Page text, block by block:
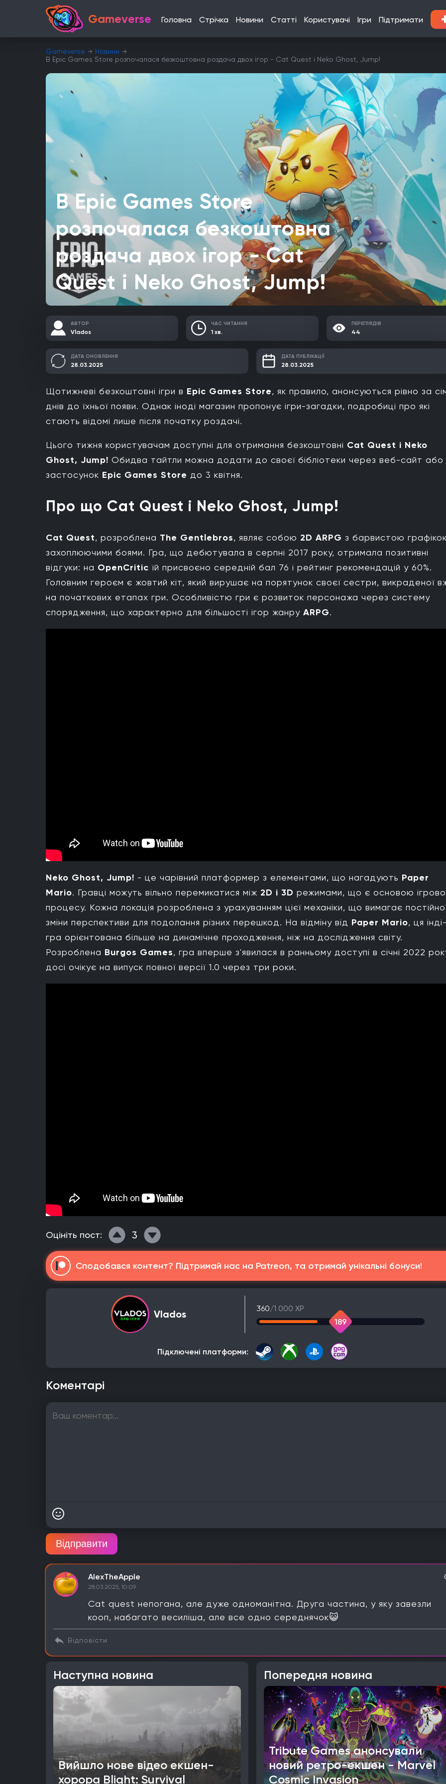
Gameverse Головна Стрічка Новини Статті Користувачі Ігри Підтримати
Gameverse
Новини
В Epic Games Store розпочалася безкоштовна роздача двох ігор - Cat Quest і Neko Ghost, Jump!
В Epic Games Store
розпочалася безкоштовна
роздача двох ігор - Cat
Quest і Neko Ghost, Jump!
АВТОР
Vlados
ЧАС ЧИТАННЯ
1 хв.
ПЕРЕГЛЯДІВ
44
ДАТА ОНОВЛЕННЯ
28.03.2025
ДАТА ПУБЛІКАЦІЇ
28.03.2025
Щотижневі безкоштовні ігри в Epic Games Store, як правило, анонсуються рівно за
днів до їхньої появи. Однак іноді магазин пропонує ігри-загадки, подробиці про які
стають відомі лише після початку роздачі.
Цього тижня користувачам доступні для отримання безкоштовні Cat Quest і Neko
Ghost, Jump! Обидва тайтли можна додати до своєї бібліотеки через веб-сайт або
застосунок Epic Games Store до 3 квітня.
Про що Cat Quest і Neko Ghost, Jump!
Cat Quest, розроблена The Gentlebros, являє собою 2D ARPG з барвистою
захоплюючими боями. Гра, що дебютувала в серпні 2017 року, отримала позитивні
відгуки: на OpenCritic їй присвоєно середній бал 76 і рейтинг рекомендацій у 60%.
Головним героєм є жовтий кіт, який вирушає на порятунок своєї сестри, викраденої
на початкових етапах гри. Особливістю гри є розвиток персонажа через систему
спорядження, що характерно для більшості ігор жанру ARPG.
Neko Ghost, Jump! - це чарівний платформер з елементами, що нагадують Paper
Mario. Гравці можуть вільно перемикатися між 2D і 3D режимами, що є основою
процесу. Кожна локація розроблена з урахуванням цієї механіки, що вимагає
зміни перспективи для подолання різних перешкод. На відміну від Paper Mario, ця
гра орієнтована більше на динамічне проходження, ніж на дослідження світу.
Розроблена Burgos Games, гра вперше з'явилася в ранньому доступі в січні 2022
досі очікує на випуск повної версії 1.0 через три роки.
Оцініть пост: 3
Сподобався контент? Підтримай нас на Patreon, та отримай унікальні бонуси!
Vlados 360/1 000 XP
189
Підключені платформи:
Коментарі
Відправити
AlexTheApple
28.03.2025, 10:09
Cat quest непогана, але дуже одноманітна. Друга частина, у яку завезли
кооп, набагато весиліша, але все одно середнячок😺
Відповісти
Наступна новина
Вийшло нове відео екшен-
хорора Blight: Survival
Попередня новина
Tribute Games анонсували
новий ретро-екшен - Marvel
Cosmic Invasion